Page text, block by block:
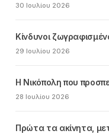
30 Ιουλίου 2026
Κίνδυνοι
29 Ιουλίου 2026
Η Νικόπολη που
28 Ιουλίου 2026
Πρώτα τα ακίνητα,